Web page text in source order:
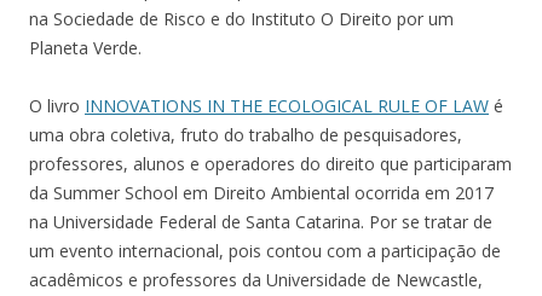
na Sociedade de Risco e do Instituto O Direito por um
Planeta Verde.
O livro INNOVATIONS IN THE ECOLOGICAL RULE OF LAW é
uma obra coletiva, fruto do trabalho de pesquisadores,
professores, alunos e operadores do direito que participaram
da Summer School em Direito Ambiental ocorrida em 2017
na Universidade Federal de Santa Catarina. Por se tratar de
um evento internacional, pois contou com a participação de
acadêmicos e professores da Universidade de Newcastle,